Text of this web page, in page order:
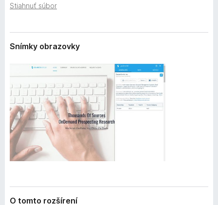
č
e
Stiahnuť súbor
e
a
Snímky obrazovky
O tomto rozšírení